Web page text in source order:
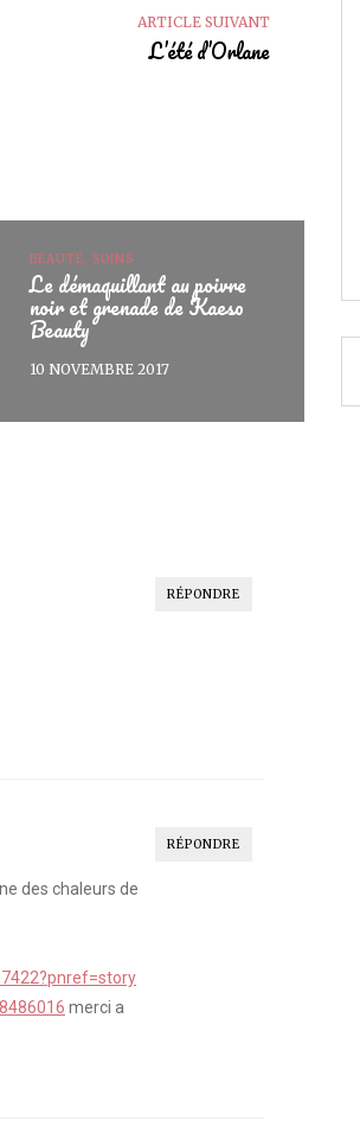
ARTICLE SUIVANT
L’été d’Orlane
BEAUTÉ, SOINS
Le démaquillant au poivre
noir et grenade de Kaeso
Beauty
10 NOVEMBRE 2017
RÉPONDRE
RÉPONDRE
des chaleurs de
merci a